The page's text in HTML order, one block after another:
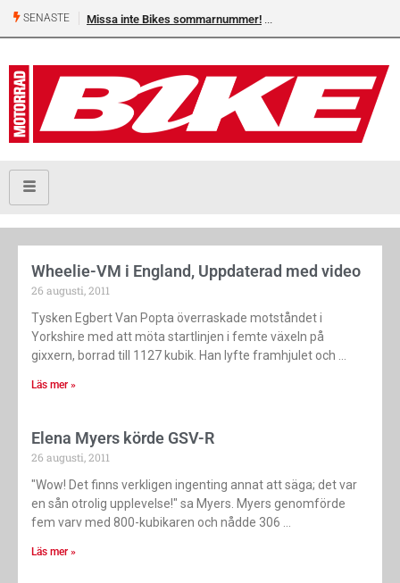
SENASTE Missa inte Bikes sommarnummer!
Wheelie-VM i England, Uppdaterad med video
26 augusti, 2011
Tysken Egbert Van Popta överraskade motståndet i
Yorkshire med att möta startlinjen i femte växeln på
gixxern, borrad till 1127 kubik. Han lyfte framhjulet och
Läs mer »
Elena Myers körde GSV-R
26 augusti, 2011
"Wow! Det finns verkligen ingenting annat att säga; det var
en sån otrolig upplevelse!" sa Myers. Myers genomförde
fem varv med 800-kubikaren och nådde 306
Läs mer »